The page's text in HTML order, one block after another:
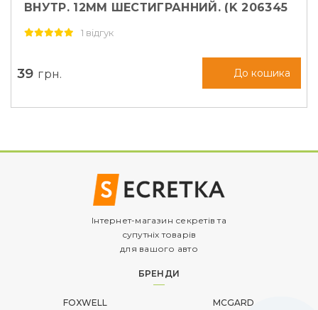
ВНУТР. 12ММ ШЕСТИГРАННИЙ. (K 206345
CR)
1 відгук
39 грн. До кошика
Інтернет-магазин секретів та
супутніх товарів
для вашого авто
БРЕНДИ
FOXWELL MCGARD